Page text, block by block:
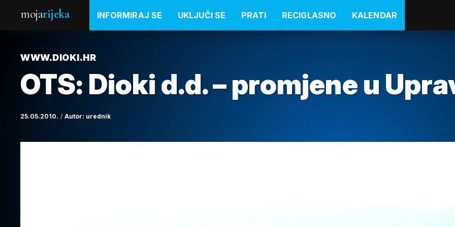
mojarijeka INFORMIRAJ SE UKLJUČI SE PRATI RECIGLASNO KALENDAR
WWW.DIOKI.HR
OTS: Dioki d.d. – promjene u
25.05.2010. Autor: urednik